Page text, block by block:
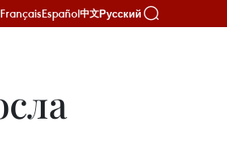
FrançaisEspañol中文Русский